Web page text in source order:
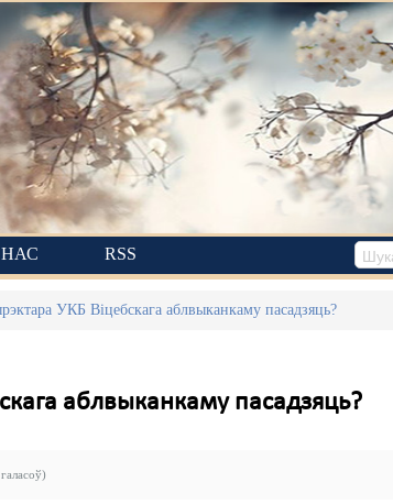
RSS
УКБ Віцебскага аблвыканкаму пасадзяць?
аблвыканкаму пасадзяць?